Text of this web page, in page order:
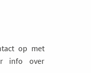
op met
info over